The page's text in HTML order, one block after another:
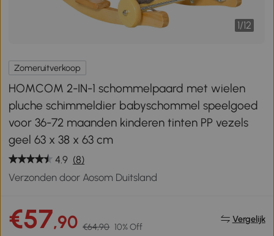
1/12
Zomeruitverkoop
HOMCOM 2-IN-1 schommelpaard met wielen
pluche schimmeldier babyschommel speelgoed
voor 36-72 maanden kinderen tinten PP vezels
geel 63 x 38 x 63 cm
4.9 (8)
Verzonden door Aosom Duitsland
€57,90 €64,90 10% Off
Vergelijk